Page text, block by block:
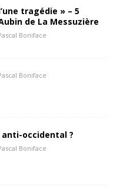
tragédie » – 5
de La Messuzière
Boniface
Boniface
anti-occidental ?
Boniface